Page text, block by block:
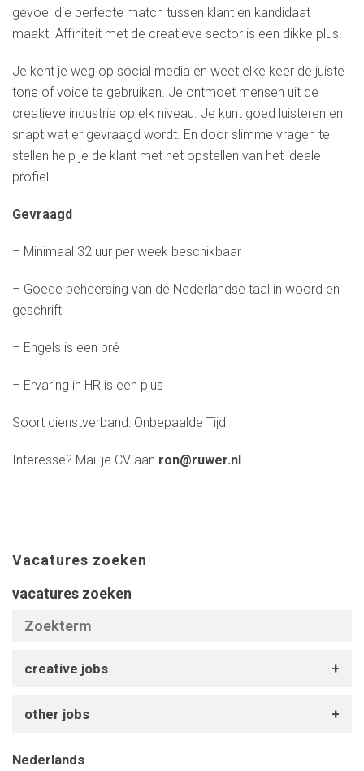
gevoel die perfecte match tussen klant en kandidaat
maakt. Affiniteit met de creatieve sector is een dikke plus.
Je kent je weg op social media en weet elke keer de juiste
tone of voice te gebruiken. Je ontmoet mensen uit de
creatieve industrie op elk niveau. Je kunt goed luisteren en
snapt wat er gevraagd wordt. En door slimme vragen te
stellen help je de klant met het opstellen van het ideale
profiel.
Gevraagd
– Minimaal 32 uur per week beschikbaar
– Goede beheersing van de Nederlandse taal in woord en
geschrift
– Engels is een pré
– Ervaring in HR is een plus
Soort dienstverband: Onbepaalde Tijd
Interesse? Mail je CV aan ron@ruwer.nl
Vacatures zoeken
vacatures zoeken
creative jobs
other jobs
Nederlands